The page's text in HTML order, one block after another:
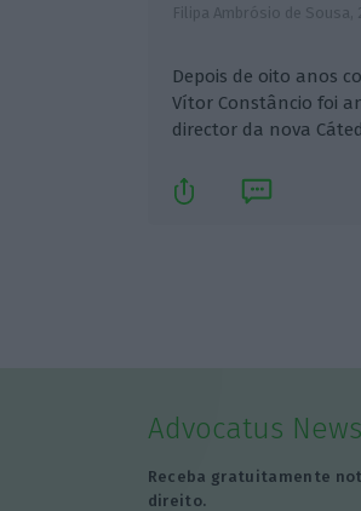
Filipa Ambrósio de Sousa,
Depois de oito anos
Vítor Constâncio foi
director da nova
Advocatus
Receba gratuitamente
direito.